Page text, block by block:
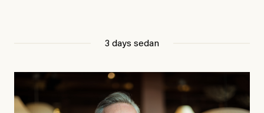
3 days sedan